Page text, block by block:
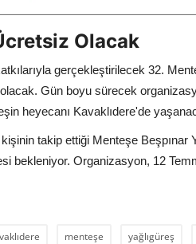
Olacak
gerçekleştirilecek 32.
olacak. Gün boyu sürecek
heyecanı Kavaklıdere'de
takip ettiği Menteşe Beşpınar
bekleniyor. Organizasyon, 12
menteşe yağlıgüreş